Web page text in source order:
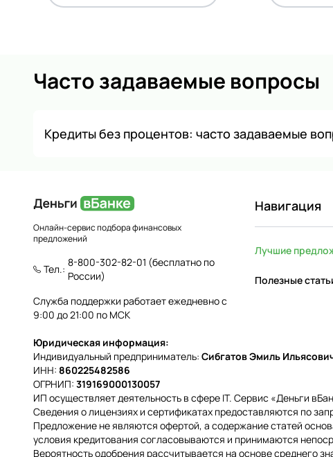
Часто задаваемые вопросы
Кредиты без процентов: часто задаваемые
Онлайн-сервис подбора финансовых
предложений
Тел.:
8-800-302-82-01 (бесплатно по
России)
Служба поддержки работает ежедневно с
9:00 до 21:00 по МСК
Навигация
Лучшие
Полезные
Юридическая информация:
Индивидуальный предприниматель: Сибгатов Эмиль
ИНН: 860225482586
ОГРНИП: 319169000130057
ИП осуществляет деятельность в сфере IT. Сервис «Деньги
Сведения о лицензиях и сертификатах предоставляются по
Предложение не являются офертой, а содержание статей
условия кредитования согласовываются и принимаются
Вероятность одобрения рассчитывается на основе среднего